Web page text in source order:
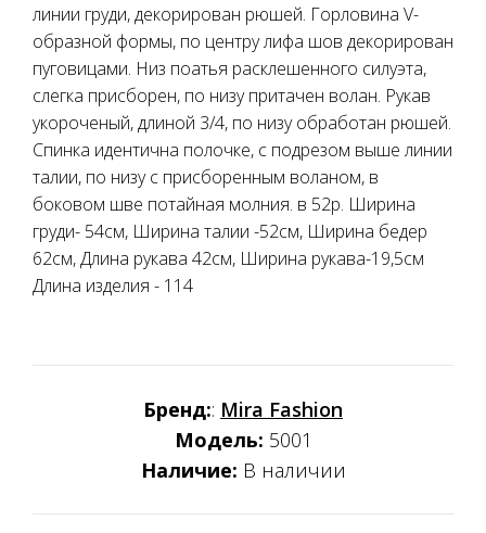
линии груди, декорирован рюшей. Горловина V-
образной формы, по центру лифа шов декорирован
пуговицами. Низ поатья расклешенного силуэта,
слегка присборен, по низу притачен волан. Рукав
укороченый, длиной 3/4, по низу обработан рюшей.
Спинка идентична полочке, с подрезом выше линии
талии, по низу с присборенным воланом, в
боковом шве потайная молния. в 52р. Ширина
груди- 54см, Ширина талии -52см, Ширина бедер
62см, Длина рукава 42см, Ширина рукава-19,5см
Длина изделия - 114
Бренд:: Mira Fashion
Модель: 5001
Наличие: В наличии